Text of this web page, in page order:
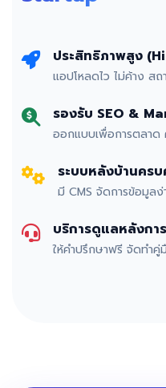
ประสิทธิภาพสูง
แอปโหลดไว ไม่ค้าง ส
รองรับ SEO &
ออกแบบเพื่อการตลาด
ระบบหลังบ้านคร
มี CMS จัดการข้อมู
บริการดูแลหลังกา
ให้คำปรึกษาฟรี จัดทำคู่